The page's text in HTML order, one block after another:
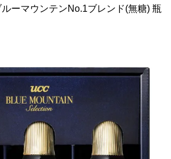
テンNo.1ブレンド(無糖) 瓶